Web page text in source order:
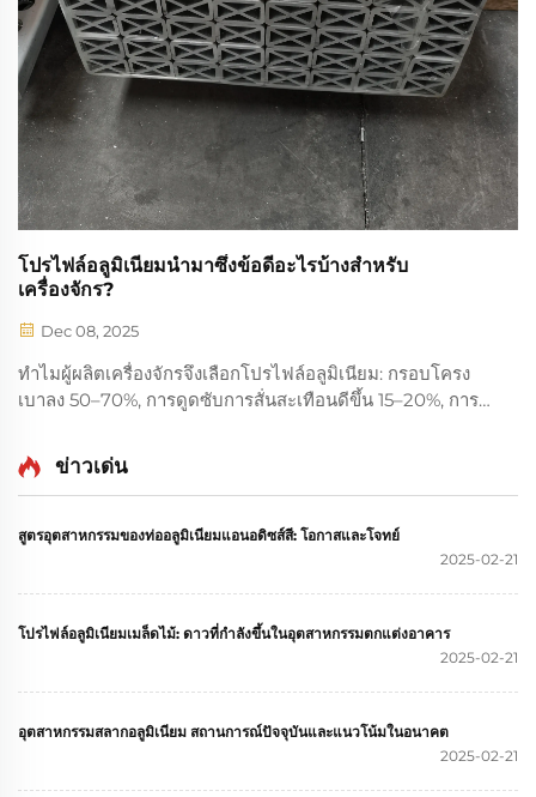
โปรไฟล์อลูมิเนียมนำมาซึ่งข้อดีอะไรบ้างสำหรับ
เครื่องจักร?
Dec 08, 2025
ทำไมผู้ผลิตเครื่องจักรจึงเลือกโปรไฟล์อลูมิเนียม: กรอบโครง
เบาลง 50–70%, การดูดซับการสั่นสะเทือนดีขึ้น 15–20%, การ
30% เผยข้อได้เปรียบที่ขับเคลื่อนผลตอบแทนการลงทุน (ROI)
เมื่อเทียบกับเหล็ก
ข่าวเด่น
สูตรอุตสาหกรรมของท่ออลูมิเนียมแอนอดิซส์สี: โอกาสและโจทย์
2025-02-21
โปรไฟล์อลูมิเนียมเมล็ดไม้: ดาวที่กําลังขึ้นในอุตสาหกรรมตกแต่งอาคาร
2025-02-21
อุตสาหกรรมสลากอลูมิเนียม สถานการณ์ปัจจุบันและแนวโน้มในอนาคต
2025-02-21